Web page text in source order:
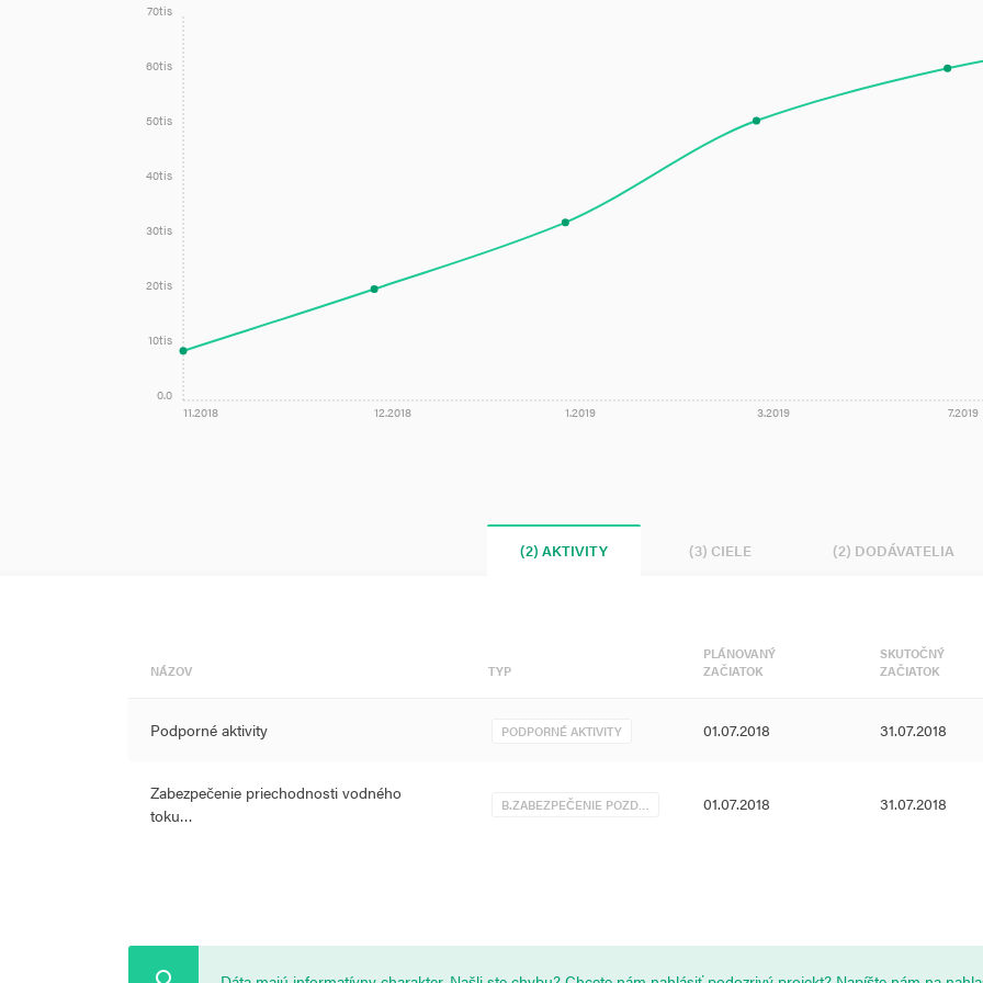
11.2018 12.2018 1.2019 3.2019 7.2019
0.0
10tis
20tis
30tis
40tis
50tis
60tis
70tis
(2) AKTIVITY (3) CIELE (2) DODÁVATELIA
NÁZOV TYP
PLÁNOVANÝ
ZAČIATOK
SKUTOČNÝ
ZAČIATOK
Podporné aktivity PODPORNÉ AKTIVITY 01.07.2018 31.07.2018
Zabezpečenie priechodnosti vodného
toku…
B.ZABEZPEČENIE POZD… 01.07.2018 31.07.2018